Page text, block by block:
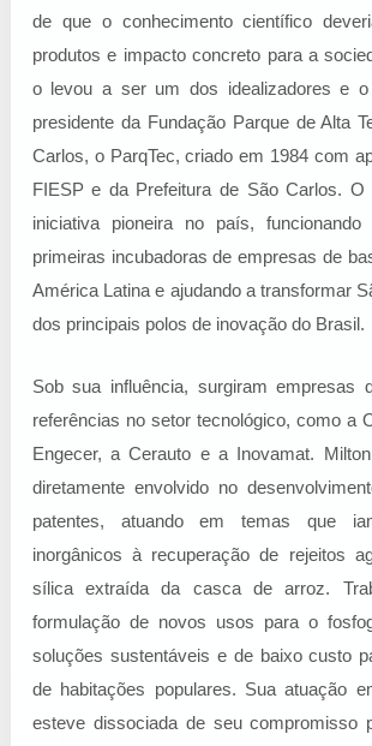
de que o conhecimento científico
produtos e impacto concreto para a
o levou a ser um dos idealizadores e o
presidente da Fundação Parque de Alta
Carlos, o ParqTec, criado em 1984 com
FIESP e da Prefeitura de São Carlos. O
iniciativa pioneira no país,
primeiras incubadoras de empresas de
América Latina e ajudando a transformar
dos principais polos de inovação do Brasil.
Sob sua influência, surgiram empresas
referências no setor tecnológico, como a
Engecer, a Cerauto e a Inovamat.
diretamente envolvido no
patentes, atuando em temas que
inorgânicos à recuperação de rejeitos
sílica extraída da casca de arroz.
formulação de novos usos para o
soluções sustentáveis e de baixo custo
de habitações populares. Sua atuação
esteve dissociada de seu compromisso